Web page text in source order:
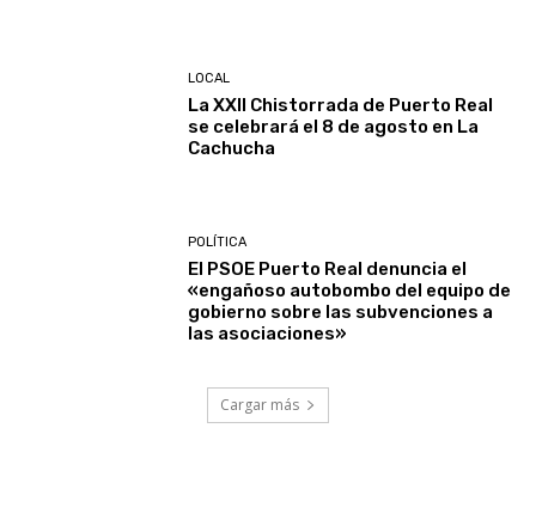
LOCAL
La XXII Chistorrada de Puerto Real
se celebrará el 8 de agosto en La
Cachucha
POLÍTICA
El PSOE Puerto Real denuncia el
«engañoso autobombo del equipo de
gobierno sobre las subvenciones a
las asociaciones»
Cargar más